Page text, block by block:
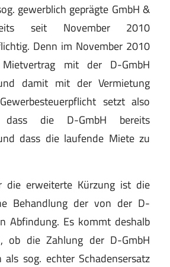
gewerblich geprägte GmbH &
seit November 2010
Denn im November 2010
mit der D-GmbH
damit mit der Vermietung
setzt also
die D-GmbH bereits
dass die laufende Miete zu
die erweiterte Kürzung ist die
Behandlung der von der D-
Abfindung. Es kommt deshalb
ob die Zahlung der D-GmbH
als sog. echter Schadensersatz